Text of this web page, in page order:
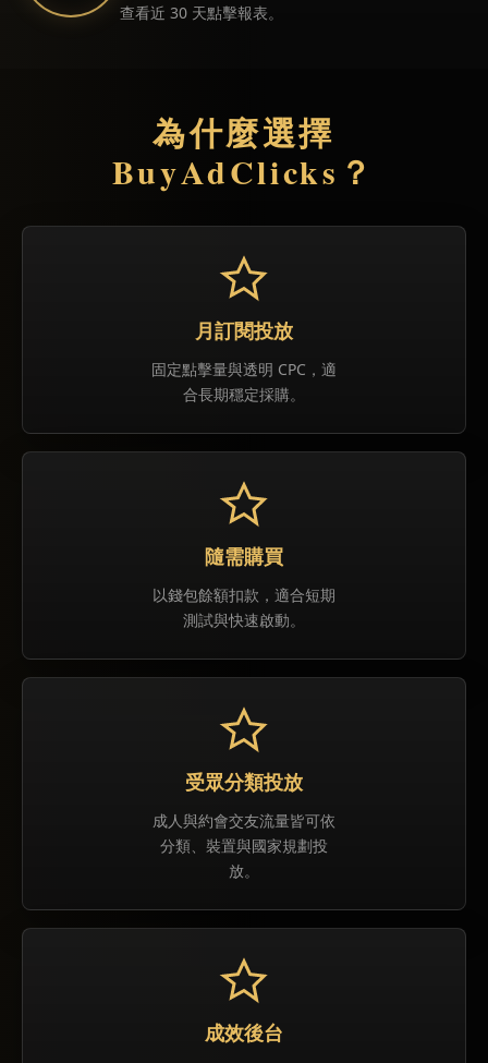
查看近 30 天點擊報表。
為什麼選擇
BuyAdClicks？
月訂閱投放
固定點擊量與透明 CPC，適
合長期穩定採購。
隨需購買
以錢包餘額扣款，適合短期
測試與快速啟動。
受眾分類投放
成人與約會交友流量皆可依
分類、裝置與國家規劃投
放。
成效後台